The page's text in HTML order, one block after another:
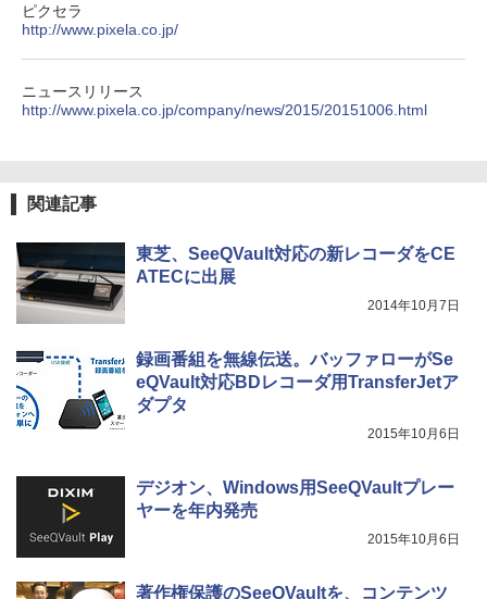
ピクセラ
http://www.pixela.co.jp/
ニュースリリース
http://www.pixela.co.jp/company/news/2015/20151006.html
関連記事
東芝、SeeQVault対応の新レコーダをCE
ATECに出展
2014年10月7日
録画番組を無線伝送。バッファローがSe
eQVault対応BDレコーダ用TransferJetア
ダプタ
2015年10月6日
デジオン、Windows用SeeQVaultプレー
ヤーを年内発売
2015年10月6日
著作権保護のSeeQVaultを、コンテンツ